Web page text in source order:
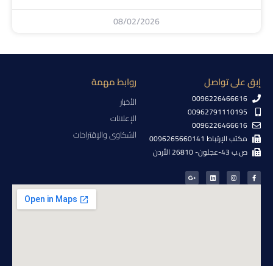
08/02/2026
إبق على تواصل
0096226466616
00962791110195
0096226466616
مكتب الإرتباط 0096265660141
ص.ب 43-عجلون- 26810 الأردن
روابط مهمة
الأخبار
الإعلانات
الشكاوى والإقتراحات